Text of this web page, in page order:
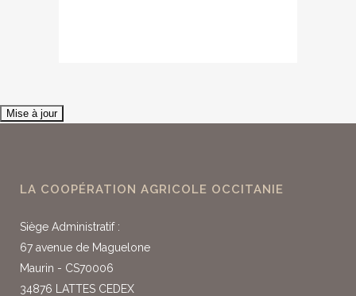
LA COOPÉRATION AGRICOLE OCCITANIE
Siège Administratif :
67 avenue de Maguelone
Maurin - CS70006
34876 LATTES CEDEX